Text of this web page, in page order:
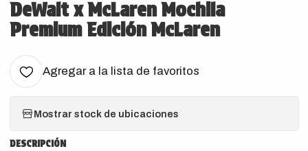
DeWalt x McLaren Mochila
Premium Edición McLaren
Agregar a la lista de favoritos
Mostrar stock de ubicaciones
DESCRIPCIÓN